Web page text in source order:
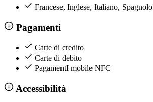
Francese, Inglese, Italiano, Spagnolo
Pagamenti
Carte di credito
Carte di debito
PagamentI mobile NFC
Accessibilità